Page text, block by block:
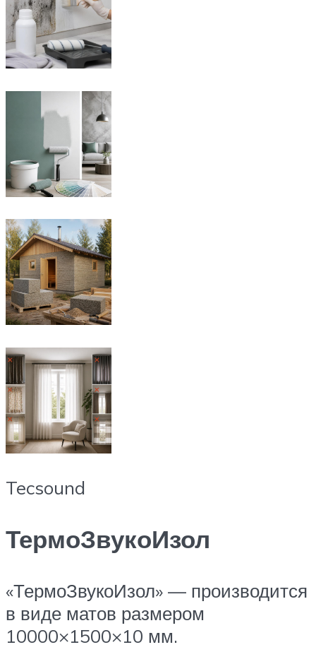
Tecsound
ТермоЗвукоИзол
«ТермоЗвукоИзол» — производится
в виде матов размером
10000×1500×10 мм.